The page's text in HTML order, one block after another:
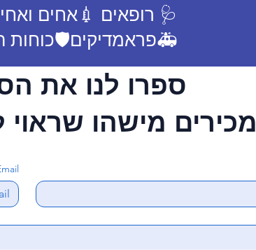
🩺 רופאים 💉אחים
🚑פראמדיקים🛡️כוחות
ספרו לנו את
מכירים מישהו